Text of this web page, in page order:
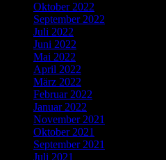
Oktober 2022
September 2022
Juli 2022
Juni 2022
Mai 2022
April 2022
März 2022
Februar 2022
Januar 2022
November 2021
Oktober 2021
September 2021
Juli 2021